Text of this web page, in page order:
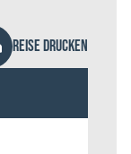
REISE DRUCKEN